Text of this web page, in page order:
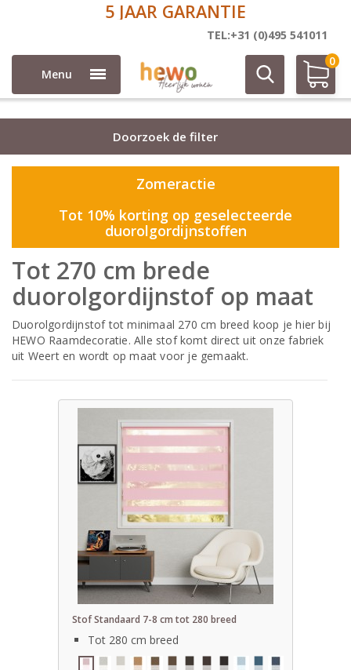
DIRECT AF FABRIEK
TEL:+31 (0)495 541011
Menu
0
Duo rolgordijn stoffen
Doorzoek de filter
Zomeractie
Tot 10% korting op geselecteerde
duorolgordijnstoffen
Tot 270 cm brede
duorolgordijnstof op maat
Duorolgordijnstof tot minimaal 270 cm breed koop je hier bij
HEWO Raamdecoratie. Alle stof komt direct uit onze fabriek
uit Weert en wordt op maat voor je gemaakt.
Stof Standaard 7-8 cm tot 280 breed
Tot 280 cm breed